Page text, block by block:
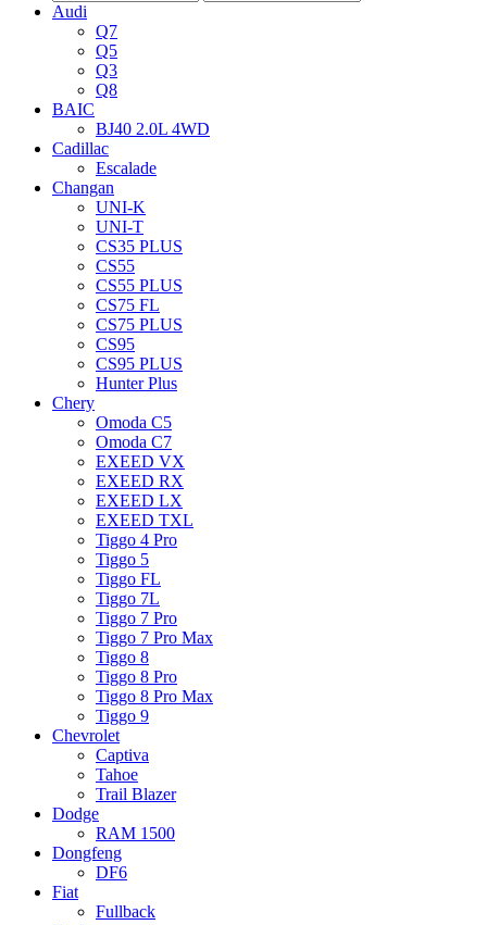
Audi
Q7
Q5
Q3
Q8
BAIC
BJ40 2.0L 4WD
Cadillac
Escalade
Changan
UNI-K
UNI-T
CS35 PLUS
CS55
CS55 PLUS
CS75 FL
CS75 PLUS
CS95
CS95 PLUS
Hunter Plus
Chery
Omoda C5
Omoda C7
EXEED VX
EXEED RX
EXEED LX
EXEED TXL
Tiggo 4 Pro
Tiggo 5
Tiggo FL
Tiggo 7L
Tiggo 7 Pro
Tiggo 7 Pro Max
Tiggo 8
Tiggo 8 Pro
Tiggo 8 Pro Max
Tiggo 9
Chevrolet
Captiva
Tahoe
Trail Blazer
Dodge
RAM 1500
Dongfeng
DF6
Fiat
Fullback